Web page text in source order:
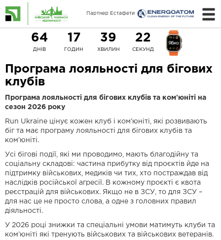
Партнер Естафети
64
ДНІВ
17
ГОДИН
39
ХВИЛИН
22
СЕКУНД
Програма лояльності для бігових
клубів
Програма лояльності для бігових клубів та комʼюніті на
сезон 2026 року
Run Ukraine цінує кожен клуб і ком’юніті, які розвивають
біг та має програму лояльності для бігових клубів та
комʼюніті.
Усі бігові події, які ми проводимо, мають благодійну та
соціальну складові: частина прибутку від проєктів йде на
підтримку військових, медиків чи тих, хто постраждав від
наслідків російської агресії. В кожному проєкті є квота
реєстрацій для військових. Якщо не в ЗСУ, то для ЗСУ –
для нас це не просто слова, а одне з головних правил
діяльності.
У 2026 році знижки та спеціальні умови матимуть клуби та
ком’юніті які тренують військових та військових ветеранів.